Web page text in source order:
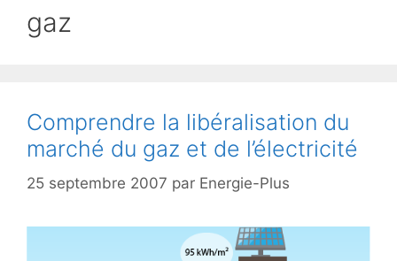
gaz
Comprendre la libéralisation du
marché du gaz et de l’électricité
25 septembre 2007 par Energie-Plus